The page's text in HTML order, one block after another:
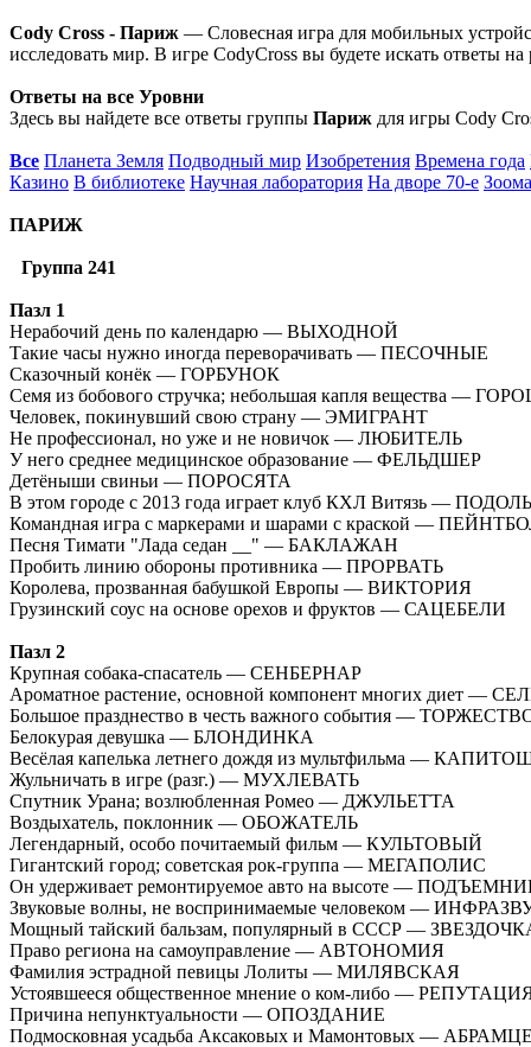
Cody Cross - Париж — Словесная игра для мобильных
исследовать мир. В игре CodyCross вы будете искать ответы
Ответы на все Уровни
Здесь вы найдете все ответы группы Париж для игры Cody
Все Планета Земля Подводный мир Изобретения Времена года
Казино В библиотеке Научная лаборатория На дворе 70-е
ПАРИЖ
Группа 241
Пазл 1
Нерабочий день по календарю — ВЫХОДНОЙ
Такие часы нужно иногда переворачивать — ПЕСОЧНЫЕ
Сказочный конёк — ГОРБУНОК
Семя из бобового стручка; небольшая капля вещества —
Человек, покинувший свою страну — ЭМИГРАНТ
Не профессионал, но уже и не новичок — ЛЮБИТЕЛЬ
У него среднее медицинское образование — ФЕЛЬДШЕР
Детёныши свиньи — ПОРОСЯТА
В этом городе с 2013 года играет клуб КХЛ Витязь —
Командная игра с маркерами и шарами с краской —
Песня Тимати "Лада седан __" — БАКЛАЖАН
Пробить линию обороны противника — ПРОРВАТЬ
Королева, прозванная бабушкой Европы — ВИКТОРИЯ
Грузинский соус на основе орехов и фруктов — САЦЕБЕЛИ
Пазл 2
Крупная собака-спасатель — СЕНБЕРНАР
Ароматное растение, основной компонент многих диет —
Большое празднество в честь важного события —
Белокурая девушка — БЛОНДИНКА
Весёлая капелька летнего дождя из мультфильма —
Жульничать в игре (разг.) — МУХЛЕВАТЬ
Спутник Урана; возлюбленная Ромео — ДЖУЛЬЕТТА
Воздыхатель, поклонник — ОБОЖАТЕЛЬ
Легендарный, особо почитаемый фильм — КУЛЬТОВЫЙ
Гигантский город; советская рок-группа — МЕГАПОЛИС
Он удерживает ремонтируемое авто на высоте —
Звуковые волны, не воспринимаемые человеком —
Мощный тайский бальзам, популярный в СССР —
Право региона на самоуправление — АВТОНОМИЯ
Фамилия эстрадной певицы Лолиты — МИЛЯВСКАЯ
Устоявшееся общественное мнение о ком-либо —
Причина непунктуальности — ОПОЗДАНИЕ
Подмосковная усадьба Аксаковых и Мамонтовых —